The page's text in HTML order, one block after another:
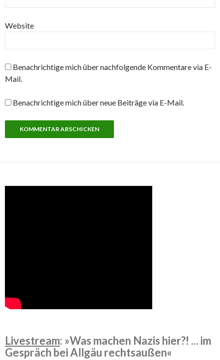
Website
Benachrichtige mich über nachfolgende Kommentare via E-
Mail.
Benachrichtige mich über neue Beiträge via E-Mail.
Livestream: »Was machen Nazis hier?! ... im
Gespräch bei Allgäu rechtsaußen«